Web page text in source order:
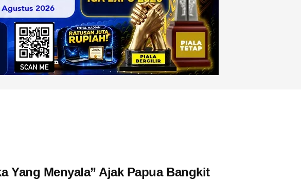
Yang Menyala” Ajak Papua Bangkit